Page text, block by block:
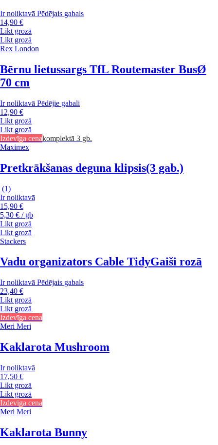
Ir noliktavā Pēdējais gabals
14,90 €
Likt grozā
Likt grozā
Rex London
Bērnu lietussargs TfL Routemaster BusØ
70 cm
Ir noliktavā Pēdējie gabali
12,90 €
Likt grozā
Likt grozā
Izdevīga cenakomplektā 3 gb.
Maximex
Pretkrākšanas deguna klipsis(3 gab.)
(1)
Ir noliktavā
15,90 €
5,30 € / gb
Likt grozā
Likt grozā
Stackers
Vadu organizators Cable TidyGaiši rozā
Ir noliktavā Pēdējais gabals
23,40 €
Likt grozā
Likt grozā
Izdevīga cena
Meri Meri
Kaklarota Mushroom
Ir noliktavā
17,50 €
Likt grozā
Likt grozā
Izdevīga cena
Meri Meri
Kaklarota Bunny